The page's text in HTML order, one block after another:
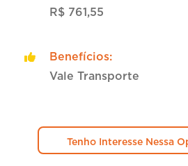
R$ 761,55
Benefícios:
Vale Transporte
Tenho Interesse Nessa